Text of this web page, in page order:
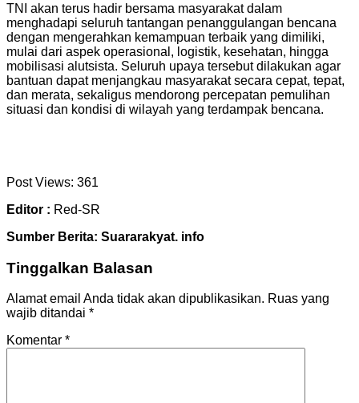
TNI akan terus hadir bersama masyarakat dalam
menghadapi seluruh tantangan penanggulangan bencana
dengan mengerahkan kemampuan terbaik yang dimiliki,
mulai dari aspek operasional, logistik, kesehatan, hingga
mobilisasi alutsista. Seluruh upaya tersebut dilakukan agar
bantuan dapat menjangkau masyarakat secara cepat, tepat,
dan merata, sekaligus mendorong percepatan pemulihan
situasi dan kondisi di wilayah yang terdampak bencana.
Post Views: 361
Editor : Red-SR
Sumber Berita: Suararakyat. info
Tinggalkan Balasan
Alamat email Anda tidak akan dipublikasikan. Ruas yang
wajib ditandai *
Komentar *